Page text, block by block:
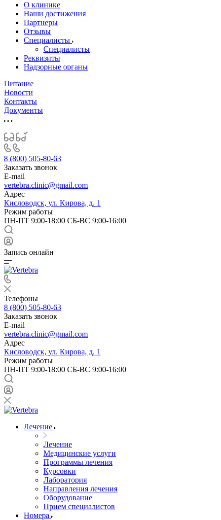
О клинике
Наши достижения
Партнеры
Отзывы
Специалисты
Специалисты
Реквизиты
Надзорные органы
Питание
Новости
Контакты
Документы
8 (800) 505-80-63
Заказать звонок
E-mail
vertebra.clinic@gmail.com
Адрес
Кисловодск, ул. Кирова, д. 1
Режим работы
ПН-ПТ 9:00-18:00 СБ-ВС 9:00-16:00
Запись онлайн
Телефоны
8 (800) 505-80-63
Заказать звонок
E-mail
vertebra.clinic@gmail.com
Адрес
Кисловодск, ул. Кирова, д. 1
Режим работы
ПН-ПТ 9:00-18:00 СБ-ВС 9:00-16:00
Лечение
Лечение
Медицинские услуги
Программы лечения
Курсовки
Лаборатория
Направления лечения
Оборудование
Прием специалистов
Номера